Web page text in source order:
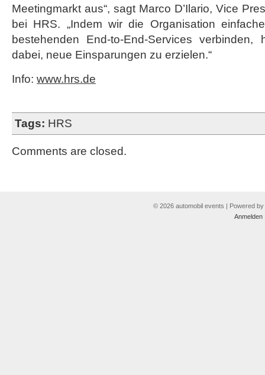
Meetingmarkt aus“, sagt Marco D’Ilario, Vice
bei HRS. „Indem wir die Organisation
bestehenden End-to-End-Services verbinden,
dabei, neue Einsparungen zu erzielen.“
Info: www.hrs.de
Tags: HRS
Comments are closed.
© 2026 automobil events | Powered by
Anmelden|